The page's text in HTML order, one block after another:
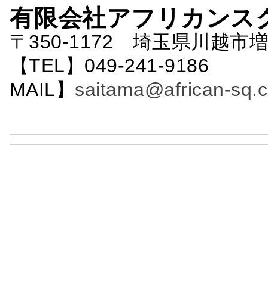
有限会社アフリカンス
〒350-1172 埼玉県川越市
【TEL】049-241-
MAIL】 saitama@african-